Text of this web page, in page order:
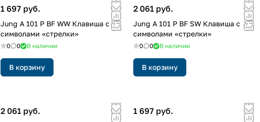
1 697 руб.
Jung A 101 P BF WW Клавиша с
символами «стрелки»
0 0 В наличии
В корзину
2 061 руб.
Jung A 101 P BF SW Клавиша с
символами «стрелки»
0 0 В наличии
В корзину
2 061 руб. 1 697 руб.